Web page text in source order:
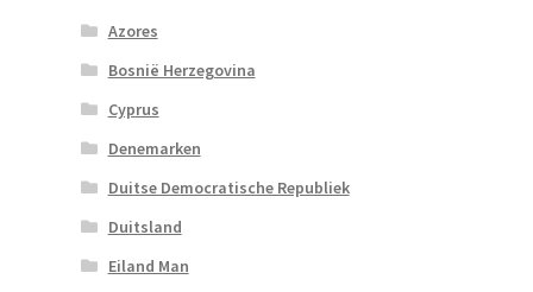
Azores
Bosnië Herzegovina
Cyprus
Denemarken
Duitse Democratische Republiek
Duitsland
Eiland Man